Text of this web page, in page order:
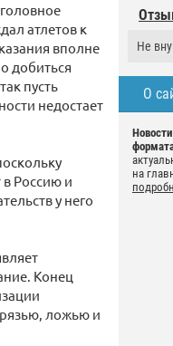
Не
О
на
атлетов к
вполне
добиться
пусть
недостает
в Россию и
у него
Конец
ложью и